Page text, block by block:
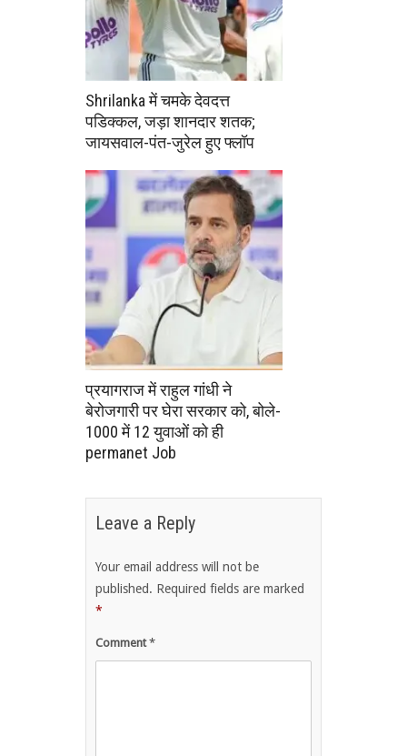
Shrilanka में चमके देवदत्त
पडिक्कल, जड़ा शानदार शतक;
जायसवाल-पंत-जुरेल हुए फ्लॉप
प्रयागराज में राहुल गांधी ने
बेरोजगारी पर घेरा सरकार को, बोले-
1000 में 12 युवाओं को ही
permanet Job
Leave a Reply
Your email address will not be
published. Required fields are marked
*
Comment*